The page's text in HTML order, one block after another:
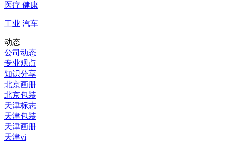
医疗 健康
工业 汽车
动态
公司动态
专业观点
知识分享
北京画册
北京包装
天津标志
天津包装
天津画册
天津vi